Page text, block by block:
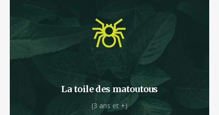
La toile des matoutous
(3 ans et +)
Glissez-vous dans le nid de la grosse araignée